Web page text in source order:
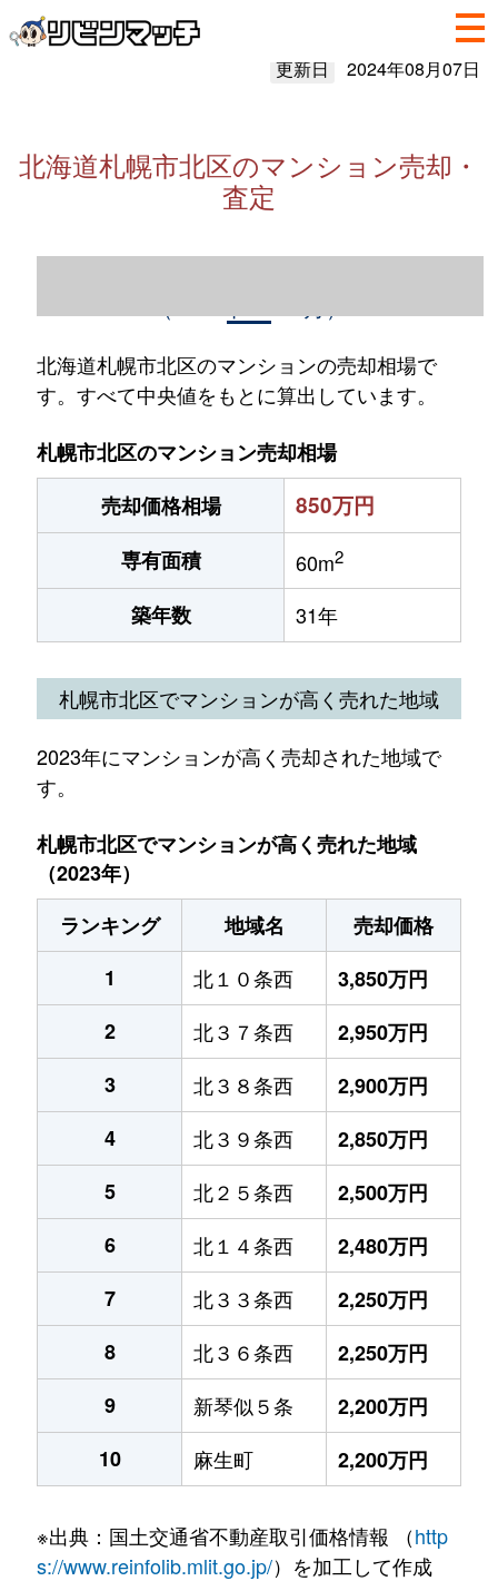
更新日 2024年08月07日
北海道札幌市北区のマンション売却・
査定
北海道札幌市北区のマンションの売却相場で
す。すべて中央値をもとに算出しています。
札幌市北区のマンション売却相場
売却価格相場
850万円
専有面積 60m2
築年数 31年
札幌市北区でマンションが高く売れた地域
2023年にマンションが高く売却された地域で
す。
札幌市北区でマンションが高く売れた地域
（2023年）
ランキング
地域名
売却価格
1
北１０条西
3,850万円
2
北３７条西
2,950万円
3
北３８条西
2,900万円
4
北３９条西
2,850万円
5
北２５条西
2,500万円
6
北１４条西
2,480万円
7
北３３条西
2,250万円
8
北３６条西
2,250万円
9
新琴似５条
2,200万円
10
麻生町 2,200万円
※出典：国土交通省不動産取引価格情報 （http
s://www.reinfolib.mlit.go.jp/）を加工して作成